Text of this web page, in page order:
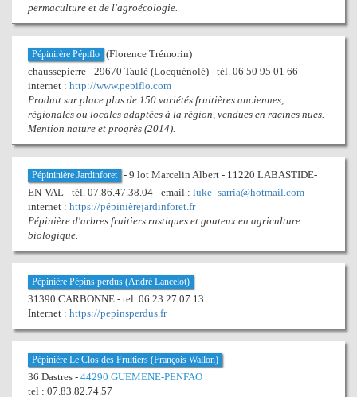
permaculture et de l'agroécologie.
Pépinirère Pépiflo (Florence Trémorin)
chaussepierre - 29670 Taulé (Locquénolé) - tél. 06 50 95 01 66 -
internet : http://www.pepiflo.com
Produit sur place plus de 150 variétés fruitières anciennes,
régionales ou locales adaptées à la région, vendues en racines nues.
Mention nature et progrès (2014).
Pépininière Jardinforet - 9 lot Marcelin Albert - 11220 LABASTIDE-
EN-VAL - tél. 07.86.47.38.04 - email : luke_sarria@hotmail.com -
internet : https://pépinièrejardinforet.fr
Pépinière d'arbres fruitiers rustiques et gouteux en agriculture
biologique.
Pépinière Pépins perdus (André Lancelot)
31390 CARBONNE - tel. 06.23.27.07.13
Internet : https://pepinsperdus.fr
Pépinière Le Clos des Fruitiers (François Wallon)
36 Dastres - 44290 GUEMENE-PENFAO
tel : 07.83.82.74.57